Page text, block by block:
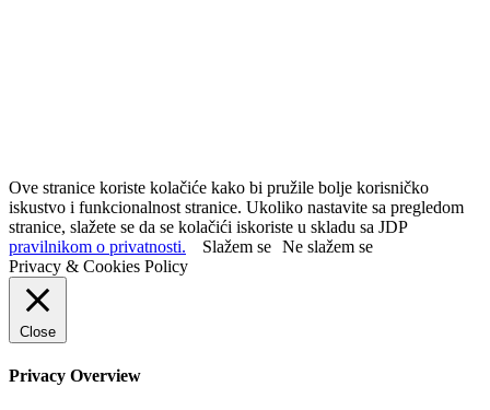
Ove stranice koriste kolačiće kako bi pružile bolje korisničko
iskustvo i funkcionalnost stranice. Ukoliko nastavite sa pregledom
stranice, slažete se da se kolačići iskoriste u skladu sa JDP
pravilnikom o privatnosti.
Slažem se Ne slažem se
Privacy & Cookies Policy
Close
Privacy Overview